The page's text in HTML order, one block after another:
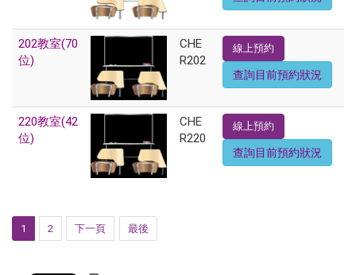
202教室(70
位)
CHE
R202
線上預約
查詢目前預約狀況
220教室(42
位)
CHE
R220
線上預約
查詢目前預約狀況
1 2 下一頁 最後